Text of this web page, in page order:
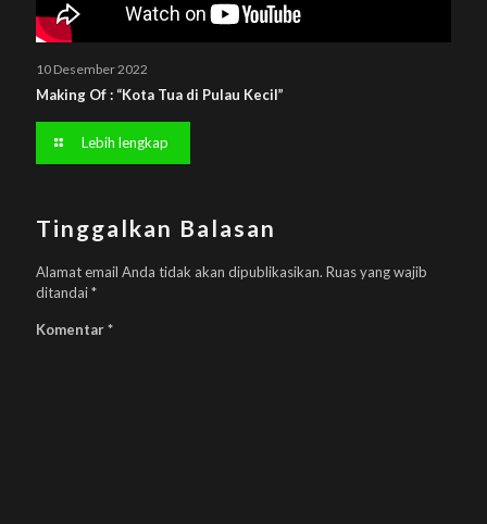
10 Desember 2022
Making Of : “Kota Tua di Pulau Kecil”
Lebih lengkap
Tinggalkan Balasan
Alamat email Anda tidak akan dipublikasikan. Ruas yang wajib
ditandai*
Komentar*